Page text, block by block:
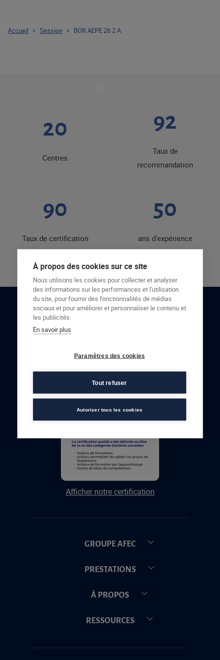
20
Centres
92
Taux de
recommandation
90
Taux de certification
50
ans d'expérience
RESTONS EN CONTACT
Afficher notre certification
GROUPE AFEC
PRESTATIONS
À PROPOS
RESSOURCES
Accueil > Session > BOR AEPE 26 2 A
À propos des cookies sur ce site
Nous utilisons les cookies pour collecter et analyser
des informations sur les performances et l'utilisation
du site, pour fournir des fonctionnalités de médias
sociaux et pour améliorer et personnaliser le contenu et
les publicités.
En savoir plus
Paramètres des cookies
Tout refuser
Autoriser tous les cookies